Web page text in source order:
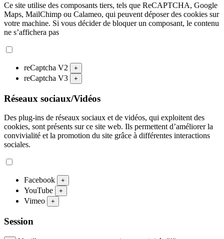
Ce site utilise des composants tiers, tels que ReCAPTCHA, Google
Maps, MailChimp ou Calameo, qui peuvent déposer des cookies sur
votre machine. Si vous décider de bloquer un composant, le contenu
ne s’affichera pas
reCaptcha V2 +
reCaptcha V3 +
Réseaux sociaux/Vidéos
Des plug-ins de réseaux sociaux et de vidéos, qui exploitent des
cookies, sont présents sur ce site web. Ils permettent d’améliorer la
convivialité et la promotion du site grâce à différentes interactions
sociales.
Facebook +
YouTube +
Vimeo +
Session